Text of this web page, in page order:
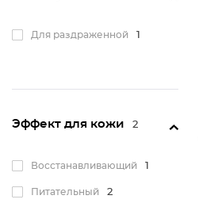
Для раздраженной 1
Эффект для кожи 2
Восстанавливающий 1
Питательный 2